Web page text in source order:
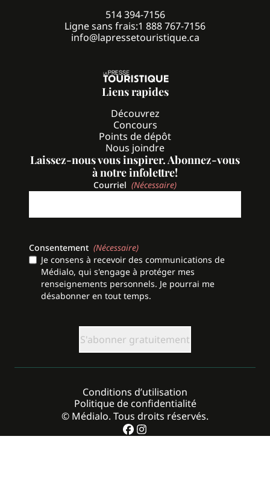
514 394-7156
Ligne sans frais:1 888 767-7156
info@lapressetouristique.ca
Liens rapides
Découvrez
Concours
Points de dépôt
Nous joindre
Laissez-nous vous inspirer. Abonnez-vous
à notre infolettre!
Courriel (Nécessaire)
Consentement (Nécessaire)
Je consens à recevoir des communications de
Médialo, qui s'engage à protéger mes
renseignements personnels. Je pourrai me
désabonner en tout temps.
© Médialo. Tous droits réservés.
Conditions d’utilisation
Politique de confidentialité